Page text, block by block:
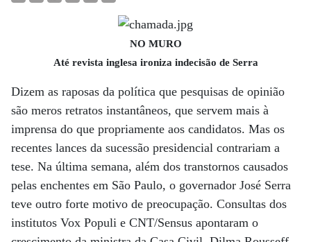
NO MURO
Até revista inglesa ironiza indecisão de Serra
Dizem as raposas da política que pesquisas de opinião
são meros retratos instantâneos, que servem mais à
imprensa do que propriamente aos candidatos. Mas os
recentes lances da sucessão presidencial contrariam a
tese. Na última semana, além dos transtornos causados
pelas enchentes em São Paulo, o governador José Serra
teve outro forte motivo de preocupação. Consultas dos
institutos Vox Populi e CNT/Sensus apontaram o